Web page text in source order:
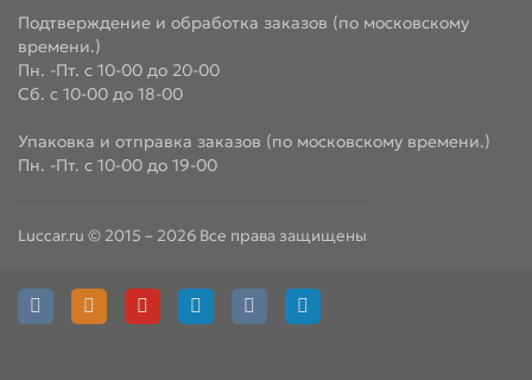
Подтверждение и обработка заказов (по московскому
времени.)
Пн. -Пт. с 10-00 до 20-00
Сб. с 10-00 до 18-00
Упаковка и отправка заказов (по московскому времени.)
Пн. -Пт. с 10-00 до 19-00
Luccar.ru © 2015 – 2026 Все права защищены